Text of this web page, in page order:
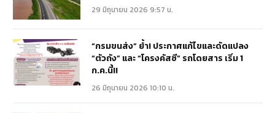
29 มิถุนายน 2026 9:57 น.
“กรมขนส่ง” ย้ำ! ประกาศแก้ไขและดัดแปลง
“ตัวถัง” และ “โครงคัสซี” รถโดยสาร เริ่ม 1
ก.ค.นี้!!
26 มิถุนายน 2026 10:10 น.